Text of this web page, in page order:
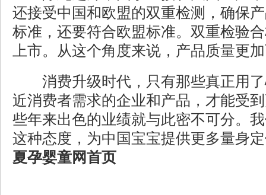
还接受中国和欧盟的双重检测，确保
标准，还要符合欧盟标准。双重检验
上市。从这个角度来说，产品质量更
消费升级时代，只有那些真正用了
近消费者需求的企业和产品，才能受
些年来出色的业绩就与此密不可分。
这种态度，为中国宝宝提供更多量身
夏孕婴童网首页